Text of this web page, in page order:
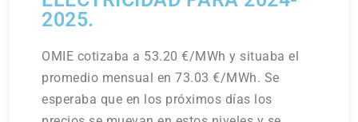
2025.
OMIE cotizaba a 53.20 €/MWh y situaba el
promedio mensual en 73.03 €/MWh. Se
esperaba que en los próximos días los